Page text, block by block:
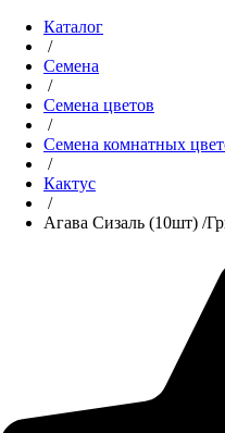
Каталог
/
Семена
/
Семена цветов
/
Семена комнатных
/
Кактус
/
Агава Сизаль (10шт) /